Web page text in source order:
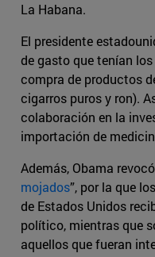
La Habana.
El presidente
de gasto que tenían
compra de productos
cigarros puros y ron).
colaboración en la
importación de
Además, Obama
mojados”, por la que
de Estados Unidos
político, mientras que
aquellos que fueran